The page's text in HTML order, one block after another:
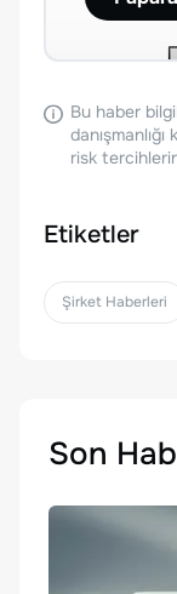
Bu haber
risk
Etiketler
Şirket Haberleri
Son